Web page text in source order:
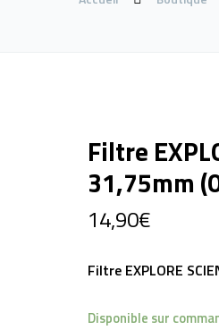
Filtre
31,75mm
14,90€
Filtre EXPLORE
Disponible sur